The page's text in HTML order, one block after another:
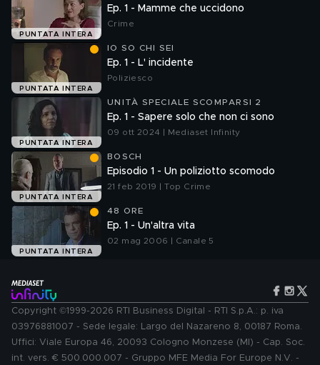
PUNTATA INTERA
Ep. 1 - Mamme che uccidono
Crime
PUNTATA INTERA
IO SO CHI SEI
Ep. 1 - L' incidente
Poliziesco
PUNTATA INTERA
UNITÀ SPECIALE SCOMPARSI 2
Ep. 1 - Sapere solo che non ci sono
09 ott 2024 | Mediaset Infinity
PUNTATA INTERA
BOSCH
Episodio 1 - Un poliziotto scomodo
21 feb 2019 | Top Crime
PUNTATA INTERA
48 ORE
Ep. 1 - Un'altra vita
02 mag 2006 | Canale 5
Copyright ©1999-2026 RTI Business Digital - RTI S.p.A.: p. iva
03976881007 - Sede legale: Largo del Nazareno 8, 00187 Roma.
Uffici: Viale Europa 46, 20093 Cologno Monzese (MI) - Cap. Soc.
int. vers. € 500.000.007 - Gruppo MFE Media For Europe N.V. -